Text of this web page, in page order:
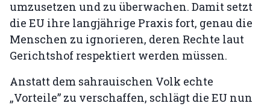
umzusetzen und zu überwachen. Damit setzt
die EU ihre langjährige Praxis fort, genau die
Menschen zu ignorieren, deren Rechte laut
Gerichtshof respektiert werden müssen.
Anstatt dem sahrauischen Volk echte
„Vorteile” zu verschaffen, schlägt die EU nun